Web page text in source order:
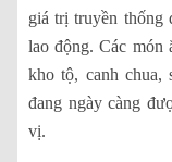
giá trị truyền thống
lao động. Các món
kho tộ, canh
đang ngày càng
vị.